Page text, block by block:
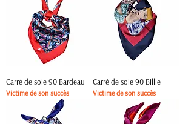
Carré de soie 90 Bardeau
Victime de son succès
Carré de soie 90 Billie
Victime de son succès